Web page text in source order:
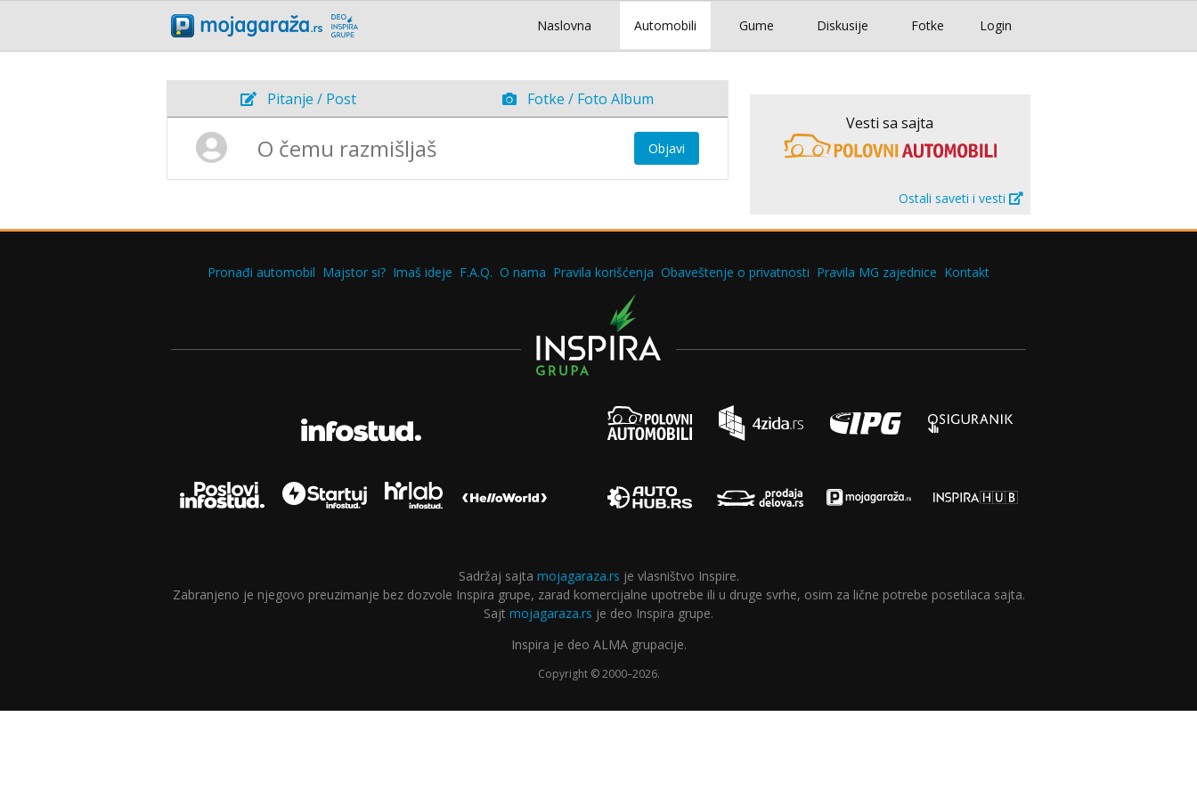
Login
Naslovna Automobili Gume Diskusije Fotke
Pitanje / Post Fotke / Foto Album
Objavi
Vesti sa sajta
Ostali saveti i vesti
Pronađi automobil Majstor si? Imaš ideje F.A.Q. O nama Pravila korišćenja Obaveštenje o privatnosti Pravila MG zajednice Kontakt
Sadržaj sajta mojagaraza.rs je vlasništvo Inspire.
Zabranjeno je njegovo preuzimanje bez dozvole Inspira grupe, zarad komercijalne upotrebe ili u druge svrhe, osim za lične potrebe posetilaca sajta.
Sajt mojagaraza.rs je deo Inspira grupe.
Inspira je deo ALMA grupacije.
Copyright © 2000–2026.